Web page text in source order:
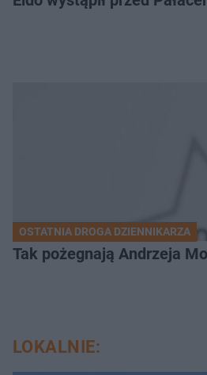
OSTATNIA DROGA DZIENNIKARZA
Tak pożegnają Andrzeja
LOKALNIE: